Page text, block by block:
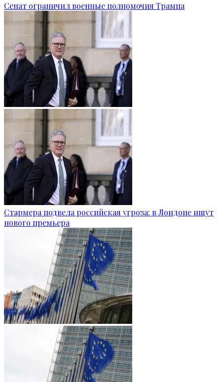
Сенат ограничил военные полномочия Трампа
Стармера подвела российская угроза: в Лондоне ищут
нового премьера